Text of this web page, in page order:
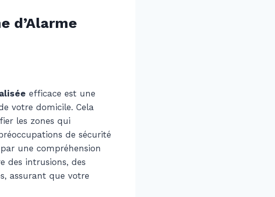
d’Alarme
efficace est une
votre domicile. Cela
les zones qui
de sécurité
une compréhension
des intrusions, des
assurant que votre